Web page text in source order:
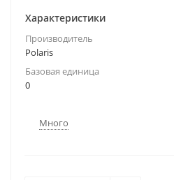
Характеристики
Производитель
Polaris
Базовая единица
0
Много